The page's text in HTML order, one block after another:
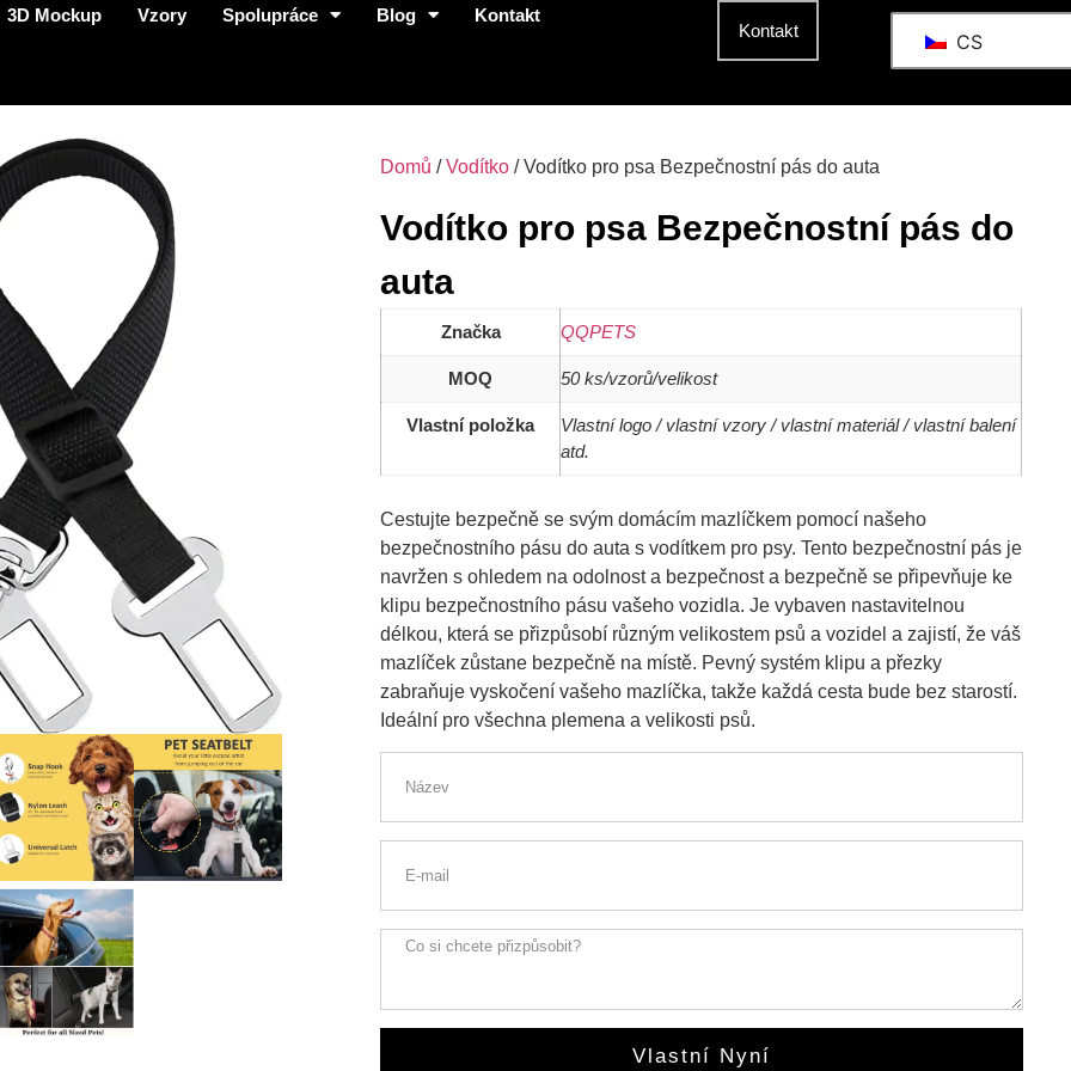
3D Mockup Vzory Spolupráce Blog Kontakt
Kontakt CS
Domů /Vodítko / Vodítko pro psa Bezpečnostní pás do auta
Vodítko pro psa Bezpečnostní pás do
auta
Značka QQPETS
MOQ 50 ks/vzorů/velikost
Vlastní položka
Vlastní logo / vlastní vzory / vlastní materiál / vlastní balení
atd.
Cestujte bezpečně se svým domácím mazlíčkem pomocí našeho
bezpečnostního pásu do auta s vodítkem pro psy. Tento bezpečnostní pás je
navržen s ohledem na odolnost a bezpečnost a bezpečně se připevňuje ke
klipu bezpečnostního pásu vašeho vozidla. Je vybaven nastavitelnou
délkou, která se přizpůsobí různým velikostem psů a vozidel a zajistí, že váš
mazlíček zůstane bezpečně na místě. Pevný systém klipu a přezky
zabraňuje vyskočení vašeho mazlíčka, takže každá cesta bude bez starostí.
Ideální pro všechna plemena a velikosti psů.
Vlastní Nyní